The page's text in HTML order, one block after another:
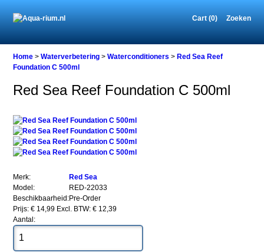
Cart (0) Zoeken
Home
Waterverbetering
Red
Sea
Reef
Foundation
Red
Sea
Home >Waterverbetering >Waterconditioners >Red Sea Reef
Foundation C 500ml
Red Sea Reef Foundation C 500ml
Merk:
Red Sea
Model:
RED-22033
Beschikbaarheid:Pre-Order
Prijs: € 14,99 Excl. BTW: € 12,39
Aantal: